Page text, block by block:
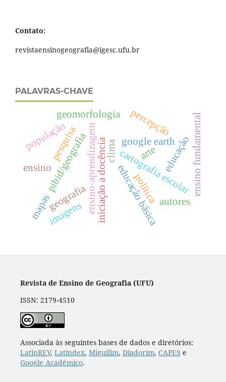
Contato:
revistaensinogeografia@igesc.ufu.br
PALAVRAS-CHAVE
clima
ensino-aprendizagem
pibid/geografiainiciação a docênciaeducação básica
geografia
cartografia escolar
google earth
geomorfologia
ensino
pesquisa educação
população
política
imagens autores
arte
mapas
ensino fundamental
percepção
Revista de Ensino de Geografia (UFU)
ISSN: 2179-4510
Associada às seguintes bases de dados e diretórios:
LatinREV, Latindex, Miguilim, Diadorim, CAPES e
Google Acadêmico.